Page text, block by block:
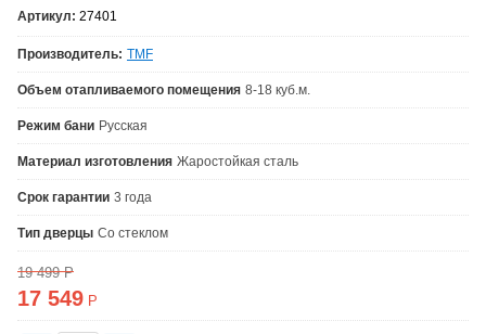
Артикул: 27401
Производитель: TMF
Объем отапливаемого помещения 8-18 куб.м.
Режим бани Русская
Материал изготовления Жаростойкая сталь
Срок гарантии 3 года
Тип дверцы Со стеклом
19 499Р
17 549 Р